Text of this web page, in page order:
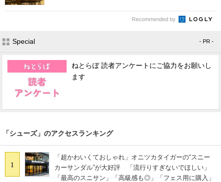
Recommended by
Special - PR -
ねとらぼ 読者アンケートにご協力をお願いし
ます
「シューズ」のアクセスランキング
1
「超かわいくておしゃれ」オニツカタイガーの“スニー
カーサンダル”が大好評 「流行りすぎないでほしい」
「最高のスニサン」「高級感も◎」「フェス用に購入」